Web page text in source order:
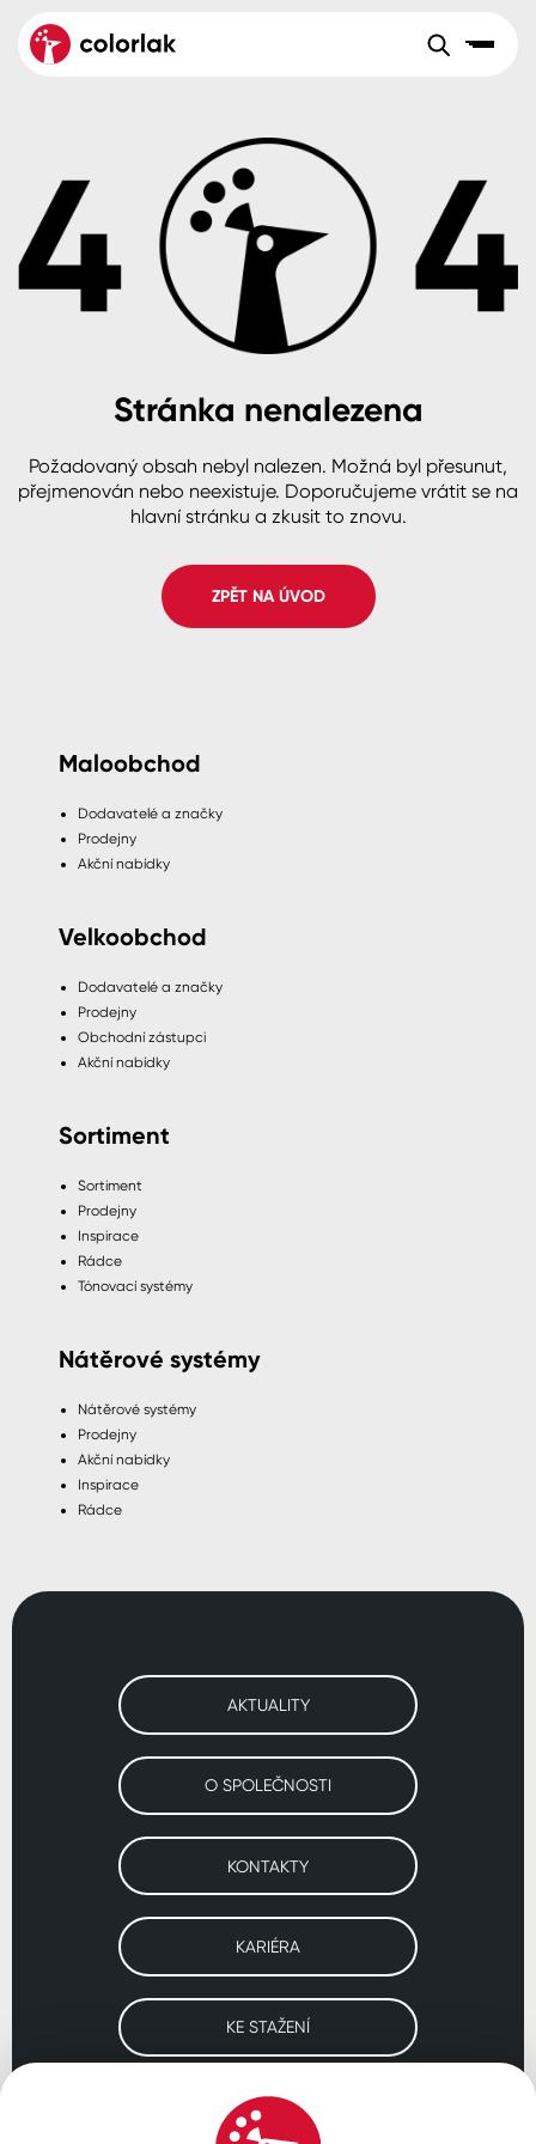
Velkoobchod Sortiment
Aktuality
Reference
O společnosti
B2B +420 800 145 555Po – Pá: 8:00–15:00
Česko
Slovensko Polsko Worldwide
Dřevo
Beton, asfalt, minerální podklady
Plast, sklo, keramika
Stěny
Fasády
Spreje
Colorlak Dekor
Colorlak Profi
Colorlak Pta
Stránka nenalezena
Požadovaný obsah nebyl nalezen. Možná byl přesunut,
přejmenován nebo neexistuje. Doporučujeme vrátit se na
hlavní stránku a zkusit to znovu.
ZPĚT NA ÚVOD
Maloobchod
Dodavatelé a značky
Prodejny
Akční nabídky
Velkoobchod
Dodavatelé a značky
Prodejny
Obchodní zástupci
Akční nabídky
Sortiment
Sortiment
Prodejny
Inspirace
Rádce
Tónovací systémy
Nátěrové systémy
Nátěrové systémy
Prodejny
Akční nabídky
Inspirace
Rádce
AKTUALITY
O SPOLEČNOSTI
KONTAKTY
KARIÉRA
KE STAŽENÍ
Navštivte naše pobočky